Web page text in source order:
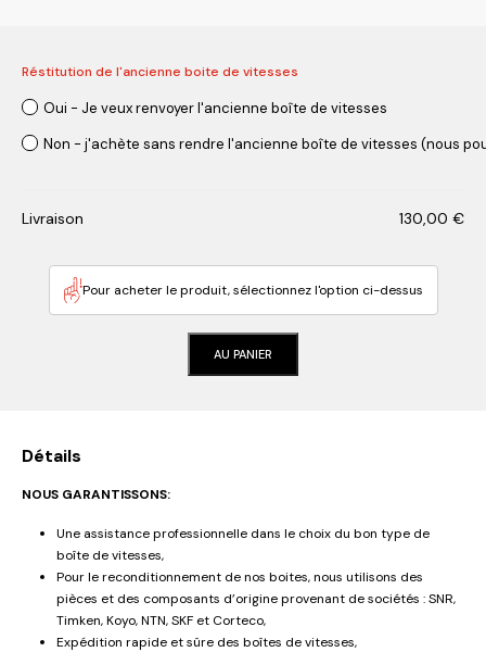
Réstitution de l'ancienne boite de vitesses
Oui - Je veux renvoyer l'ancienne boîte de vitesses
Non - j'achète sans rendre l'ancienne boîte de vitesses (nous
Livraison 130,00 €
Pour acheter le produit, sélectionnez l'option ci-dessus
AU PANIER
Détails
NOUS GARANTISSONS:
Une assistance professionnelle dans le choix du bon type de
boîte de vitesses,
Pour le reconditionnement de nos boites, nous utilisons des
pièces et des composants d’origine provenant de sociétés : SNR,
Timken, Koyo, NTN, SKF et Corteco,
Expédition rapide et sûre des boîtes de vitesses,